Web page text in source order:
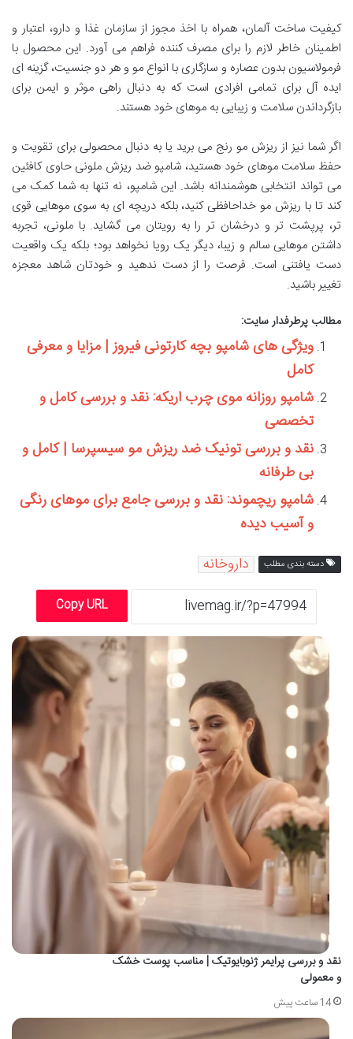
کیفیت ساخت آلمان، همراه با اخذ مجوز از سازمان غذا و دارو، اعتبار و
اطمینان خاطر لازم را برای مصرف کننده فراهم می آورد. این محصول با
فرمولاسیون بدون عصاره و سازگاری با انواع مو و هر دو جنسیت، گزینه ای
ایده آل برای تمامی افرادی است که به دنبال راهی موثر و ایمن برای
بازگرداندن سلامت و زیبایی به موهای خود هستند.
اگر شما نیز از ریزش مو رنج می برید یا به دنبال محصولی برای تقویت و
حفظ سلامت موهای خود هستید، شامپو ضد ریزش ملونی حاوی کافئین
می تواند انتخابی هوشمندانه باشد. این شامپو، نه تنها به شما کمک می
کند تا با ریزش مو خداحافظی کنید، بلکه دریچه ای به سوی موهایی قوی
تر، پرپشت تر و درخشان تر را به رویتان می گشاید. با ملونی، تجربه
داشتن موهایی سالم و زیبا، دیگر یک رویا نخواهد بود؛ بلکه یک واقعیت
دست یافتنی است. فرصت را از دست ندهید و خودتان شاهد معجزه
تغییر باشید.
مطالب پرطرفدار سایت:
ویژگی های شامپو بچه کارتونی فیروز | مزایا و معرفی
کامل
شامپو روزانه موی چرب اریکه: نقد و بررسی کامل و
تخصصی
نقد و بررسی تونیک ضد ریزش مو سیسپرسا | کامل و
بی طرفانه
شامپو ریچموند: نقد و بررسی جامع برای موهای رنگی
و آسیب دیده
دسته بندی مطلب داروخانه
Copy URL
نقد و بررسی پرایمر ژنوبایوتیک | مناسب پوست خشک
و معمولی
14 ساعت پیش